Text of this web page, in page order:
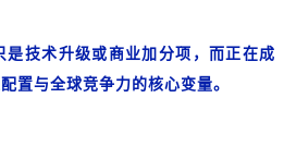
是技术升级或商业加分项，而正在成
置与全球竞争力的核心变量。